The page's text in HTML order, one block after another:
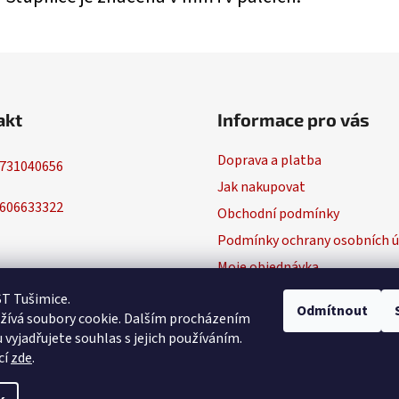
Tušimice.
soubory cookie. Dalším procházením
souhlas s jejich používáním.
zde.
Odmítnout
731040656
606633322
Informace pro vás
Doprava a platba
Jak nakupovat
Obchodní podmínky
Podmínky ochrany osobních
Moje objednávka